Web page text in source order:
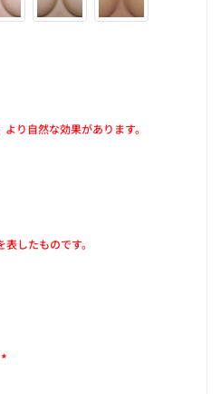
り自然な効果があります。
したものです。